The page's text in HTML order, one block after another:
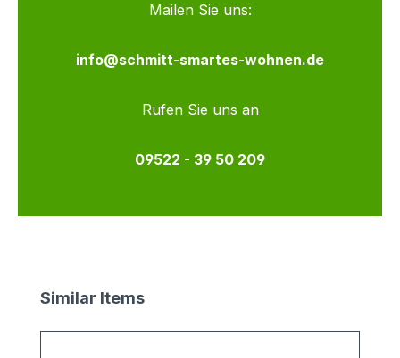
Mailen Sie uns:
info@schmitt-smartes-wohnen.de
Rufen Sie uns an
09522 - 39 50 209
Produktgalerie überspringen
Similar Items